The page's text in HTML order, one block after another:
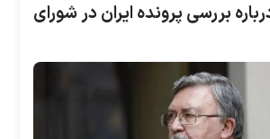
بررسی پرونده ایران در شورای